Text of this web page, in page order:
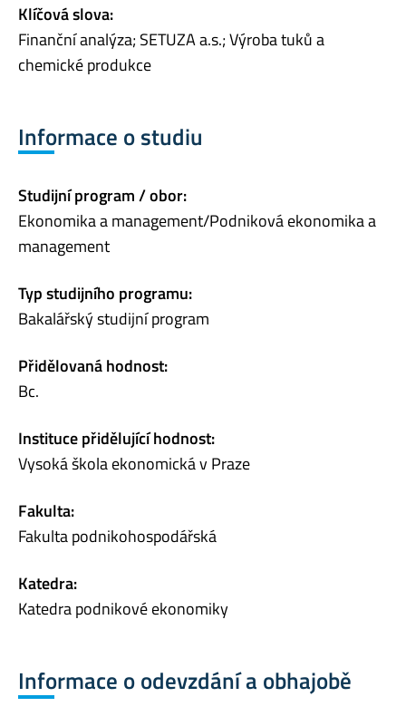
Klíčová slova:
Finanční analýza; SETUZA a.s.; Výroba tuků a
chemické produkce
Informace o studiu
Studijní program / obor:
Ekonomika a management/Podniková ekonomika a
management
Typ studijního programu:
Bakalářský studijní program
Přidělovaná hodnost:
Bc.
Instituce přidělující hodnost:
Vysoká škola ekonomická v Praze
Fakulta:
Fakulta podnikohospodářská
Katedra:
Katedra podnikové ekonomiky
Informace o odevzdání a obhajobě